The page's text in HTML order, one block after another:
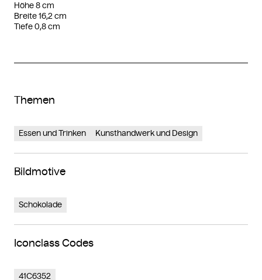
Höhe 8 cm
Breite 16,2 cm
Tiefe 0,8 cm
Themen
Essen und Trinken Kunsthandwerk und Design
Bildmotive
Schokolade
Iconclass Codes
41C6352